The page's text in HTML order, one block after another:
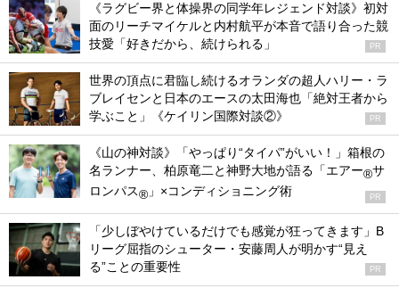
《ラグビー界と体操界の同学年レジェンド対談》初対
面のリーチマイケルと内村航平が本音で語り合った競
技愛「好きだから、続けられる」
PR
世界の頂点に君臨し続けるオランダの超人ハリー・ラ
ブレイセンと日本のエースの太田海也「絶対王者から
学ぶこと」《ケイリン国際対談②》
PR
《山の神対談》「やっぱり“タイパ”がいい！」箱根の
名ランナー、柏原竜二と神野大地が語る「エアー®サ
ロンパス® 」×コンディショニング術 PR
「少しぼやけているだけでも感覚が狂ってきます」B
リーグ屈指のシューター・安藤周人が明かす“見え
る”ことの重要性
PR